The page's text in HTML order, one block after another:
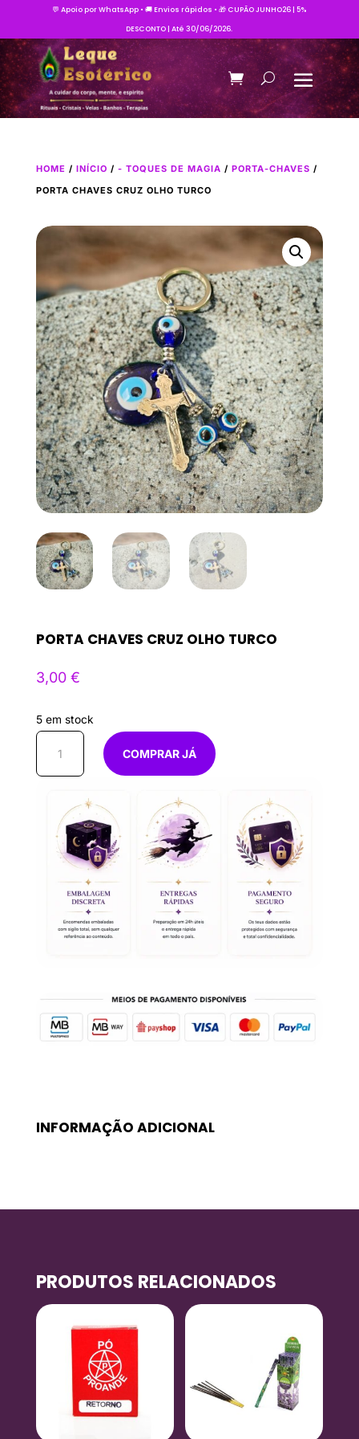
💬 Apoio por WhatsApp • 🚚 Envios rápidos • 🎁 CUPÃO JUNHO26 | 5%
DESCONTO | Até 30/06/2026.
HOME / INÍCIO / - TOQUES DE MAGIA / PORTA-CHAVES /
PORTA CHAVES CRUZ OLHO TURCO
PORTA CHAVES CRUZ OLHO TURCO
3,00 €
5 em stock
Quantidade
chaves
CRUZ
Olho
COMPRAR JÁ
INFORMAÇÃO ADICIONAL
PRODUTOS RELACIONADOS